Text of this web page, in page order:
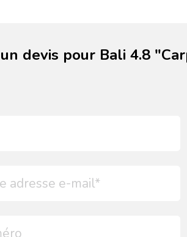
devis pour Bali 4.8